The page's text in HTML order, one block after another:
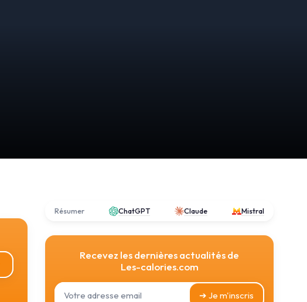
Résumer ChatGPT Claude Mistral
Recevez les dernières actualités de
Les-calories.com
➔ Je m'inscris